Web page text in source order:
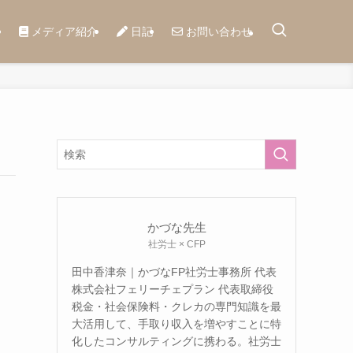
メディア紹介 日記 お問い合わせ
かづな先生
社労士 × CFP
田中香津奈｜かづなFP社労士事務所 代表
株式会社フェリーチェプラン 代表取締役
税金・社会保険料・クレカの専門知識を最
大活用して、手取り収入を増やすことに特
化したコンサルティングに携わる。社労士